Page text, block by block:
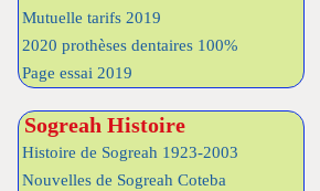
Mutuelle tarifs 2019
2020 prothèses dentaires 100%
Page essai 2019
Sogreah Histoire
Histoire de Sogreah 1923-2003
Nouvelles de Sogreah Coteba